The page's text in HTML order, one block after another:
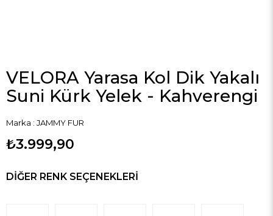
VELORA Yarasa Kol Dik Yakalı
Suni Kürk Yelek - Kahverengi
Marka : JAMMY FUR
₺3.999,90
DIĞER RENK SEÇENEKLERI